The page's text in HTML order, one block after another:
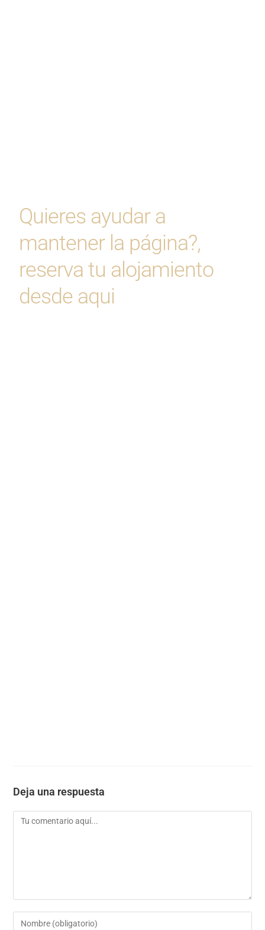
Quieres ayudar a
mantener la página?,
reserva tu alojamiento
desde aqui
Deja una respuesta